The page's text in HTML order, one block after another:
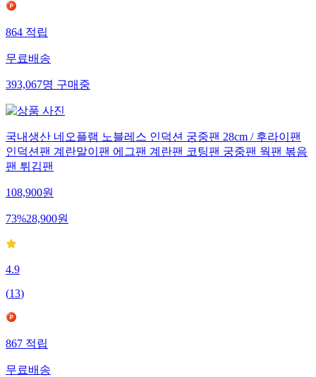
864 적립
무료배송
393,067명 구매중
국내생산 네오플램 노블레스 인덕션 궁중팬 28cm / 후라이팬
인덕션팬 계란말이팬 에그팬 계란팬 코팅팬 궁중팬 웍팬 볶음
팬 튀김팬
108,900원
73%28,900원
4.9
(13)
867 적립
무료배송